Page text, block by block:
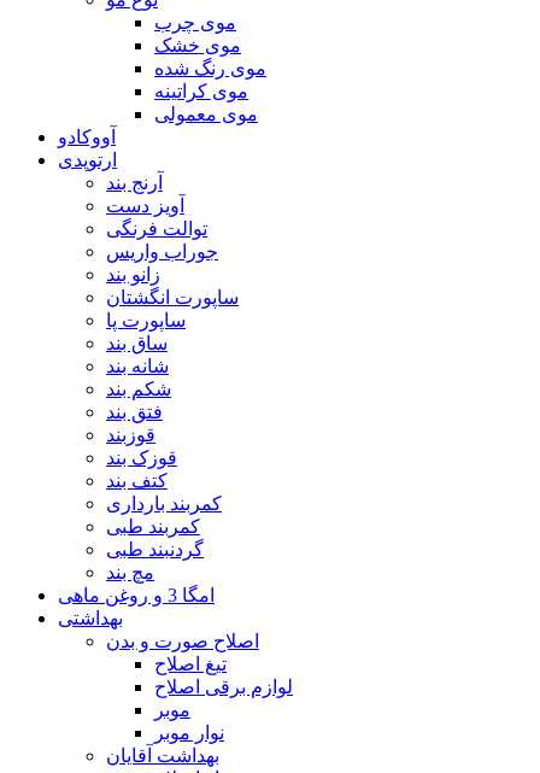
موی چرب
موی خشک
موی رنگ شده
موی کراتینه
موی معمولی
آووکادو
ارتوپدی
آرنج بند
آویز دست
توالت فرنگی
جوراب واریس
زانو بند
ساپورت انگشتان
ساپورت پا
ساق بند
شانه بند
شکم بند
فتق بند
قوزبند
قوزک بند
کتف بند
کمربند بارداری
کمربند طبی
گردنبند طبی
مچ بند
امگا 3 و روغن ماهی
بهداشتی
اصلاح صورت و بدن
تیغ اصلاح
لوازم برقی اصلاح
موبر
نوار موبر
بهداشت آقایان